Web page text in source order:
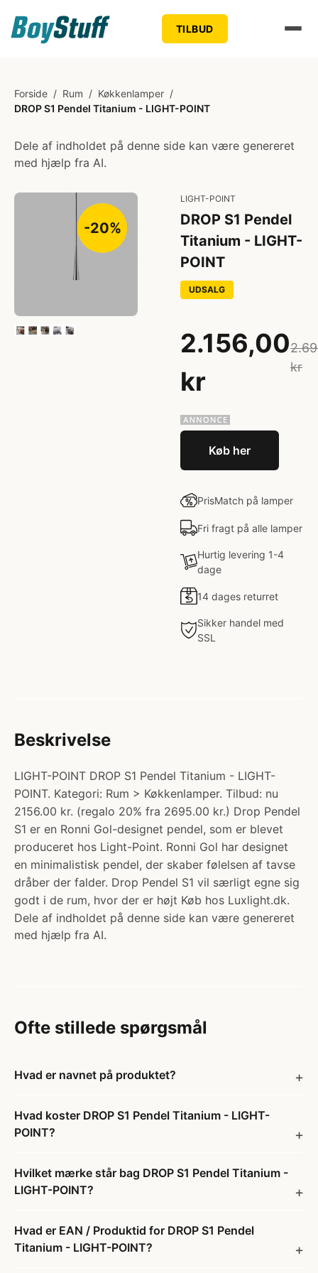
TILBUD
Forside / Rum / Køkkenlamper /
DROP S1 Pendel Titanium - LIGHT-POINT
Dele af indholdet på denne side kan være genereret
med hjælp fra AI.
-20%
LIGHT-POINT
DROP S1 Pendel
Titanium - LIGHT-
POINT
UDSALG
2.156,00
kr
kr
Køb her
PrisMatch på lamper
Fri fragt på alle lamper
Hurtig levering 1-4
dage
14 dages returret
Sikker handel med
SSL
Beskrivelse
LIGHT-POINT DROP S1 Pendel Titanium - LIGHT-
POINT. Kategori: Rum > Køkkenlamper. Tilbud: nu
2156.00 kr. (regalo 20% fra 2695.00 kr.) Drop Pendel
S1 er en Ronni Gol-designet pendel, som er blevet
produceret hos Light-Point. Ronni Gol har designet
en minimalistisk pendel, der skaber følelsen af tavse
dråber der falder. Drop Pendel S1 vil særligt egne sig
godt i de rum, hvor der er højt Køb hos Luxlight.dk.
Dele af indholdet på denne side kan være genereret
med hjælp fra AI.
Ofte stillede spørgsmål
Hvad er navnet på produktet?
Hvad koster DROP S1 Pendel Titanium - LIGHT-
POINT?
Hvilket mærke står bag DROP S1 Pendel Titanium -
LIGHT-POINT?
Hvad er EAN / Produktid for DROP S1 Pendel
Titanium - LIGHT-POINT?